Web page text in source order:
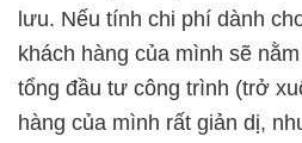
lưu. Nếu tính chi phí dành
khách hàng của mình sẽ
tổng đầu tư công trình (trở
hàng của mình rất giản dị,